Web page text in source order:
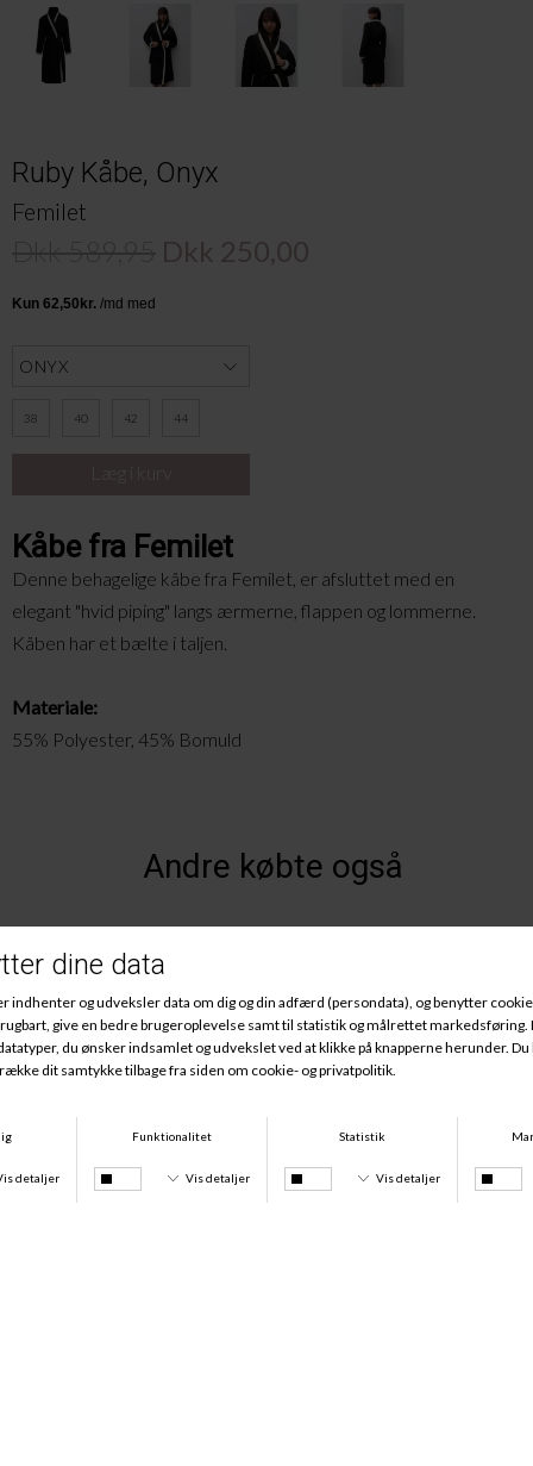
Ruby Kåbe, Onyx
Femilet
Dkk 250,00
38 40 42 44
Kåbe fra Femilet
Denne behagelige kåbe fra Femilet, er afsluttet med en
elegant "hvid piping" langs ærmerne, flappen og lommerne.
Kåben har et bælte i taljen.
Materiale:
55% Polyester, 45% Bomuld
Andre købte også
Norah Maxi, Vert Argile
Norah Hipster, Vert Argile